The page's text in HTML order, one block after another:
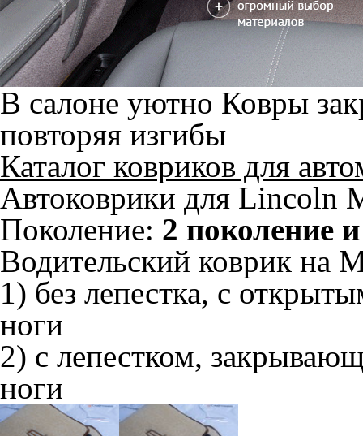
В салоне уютно Ковры
повторяя изгибы
Каталог ковриков для
Автоковрики для Lincoln
Поколение: 2 поколение
Водительский коврик на
1) без лепестка, с
ноги
2) с лепестком,
ноги